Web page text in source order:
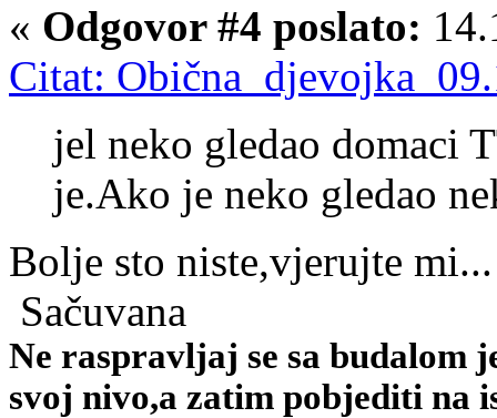
« Odgovor #4 poslato:
Citat: Obična_djevojka
jel neko gledao domaci
je.Ako je neko gledao
Bolje sto niste,vjerujte mi...
Sačuvana
Ne raspravljaj se sa budalom
svoj nivo,a zatim pobjediti na